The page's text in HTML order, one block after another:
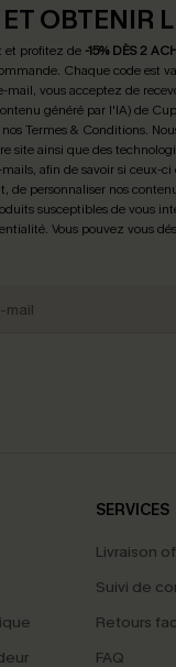
OBTENIR
et profitez de -15% DÈS 2
Chaque code est
mail, vous acceptez de
généré par l'IA) de
Termes & Conditions.
site ainsi que des
afin de savoir si ceux-
de personnaliser nos
susceptibles de vous
. Vous pouvez vous
SERVICES
Livraison
Suivi de
Retours
FAQ